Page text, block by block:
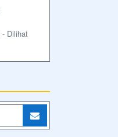
- Dilihat